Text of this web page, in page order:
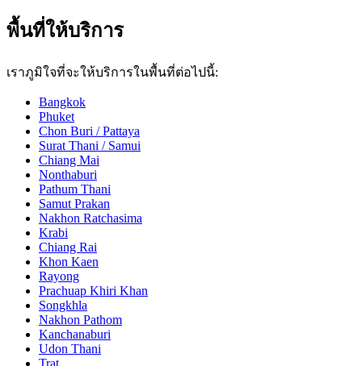
พื้นที่ให้บริการ
เราภูมิใจที่จะให้บริการในพื้นที่ต่อไปนี้:
Bangkok
Phuket
Chon Buri / Pattaya
Surat Thani / Samui
Chiang Mai
Nonthaburi
Pathum Thani
Samut Prakan
Nakhon Ratchasima
Krabi
Chiang Rai
Khon Kaen
Rayong
Prachuap Khiri Khan
Songkhla
Nakhon Pathom
Kanchanaburi
Udon Thani
Trat